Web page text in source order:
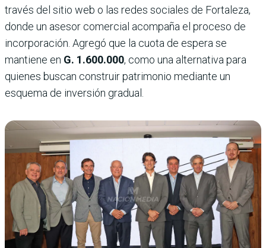
través del sitio web o las redes sociales de Fortaleza,
donde un asesor comercial acompaña el proceso de
incorporación. Agregó que la cuota de espera se
mantiene en G. 1.600.000, como una alternativa para
quienes buscan construir patrimonio mediante un
esquema de inversión gradual.